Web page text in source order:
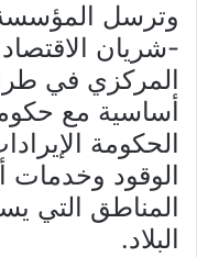
وترسل المؤسسة
-شريان
المركزي في
أساسية مع
الحكومة
الوقود
المناطق التي
البلاد.